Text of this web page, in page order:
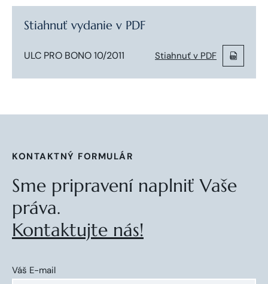
Stiahnuť vydanie v PDF
ULC PRO BONO 10/2011 Stiahnuť v PDF
KONTAKTNÝ FORMULÁR
Sme pripravení naplniť Vaše
práva.
Kontaktujte nás!
Váš E-mail